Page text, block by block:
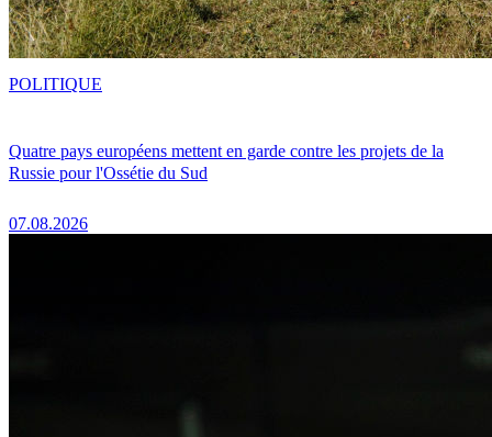
Quatre pays européens mettent en garde contre les projets de la
Russie pour l'Ossétie du Sud
07.08.2026
POLITIQUE